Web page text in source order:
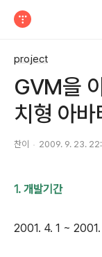
project
GVM을
치형 아바
찬이 2009. 9. 23.
1. 개발기간
2001. 4. 1 ~ 2001.